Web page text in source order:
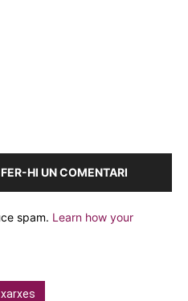
HI UN COMENTARI
spam. Learn how your